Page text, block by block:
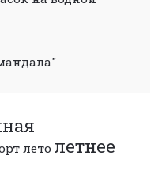
лето летнее